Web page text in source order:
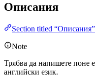
Описания
Section titled “Описания”
Note
Трябва да напишете поне
английски език.